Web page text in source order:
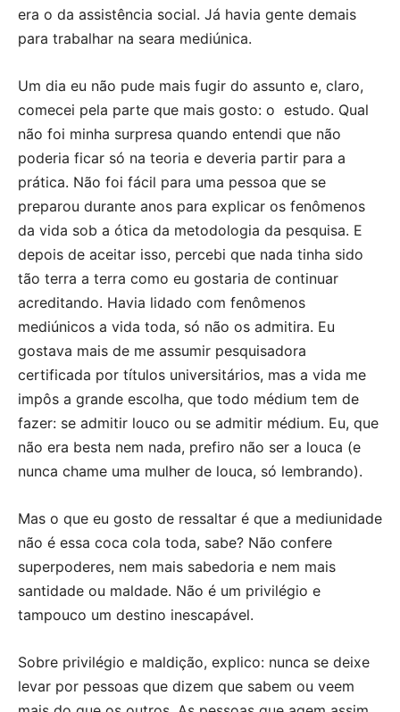
era o da assistência social. Já havia gente demais
para trabalhar na seara mediúnica.
Um dia eu não pude mais fugir do assunto e, claro,
comecei pela parte que mais gosto: o estudo. Qual
não foi minha surpresa quando entendi que não
poderia ficar só na teoria e deveria partir para a
prática. Não foi fácil para uma pessoa que se
preparou durante anos para explicar os fenômenos
da vida sob a ótica da metodologia da pesquisa. E
depois de aceitar isso, percebi que nada tinha sido
tão terra a terra como eu gostaria de continuar
acreditando. Havia lidado com fenômenos
mediúnicos a vida toda, só não os admitira. Eu
gostava mais de me assumir pesquisadora
certificada por títulos universitários, mas a vida me
impôs a grande escolha, que todo médium tem de
fazer: se admitir louco ou se admitir médium. Eu, que
não era besta nem nada, prefiro não ser a louca (e
nunca chame uma mulher de louca, só lembrando).
Mas o que eu gosto de ressaltar é que a mediunidade
não é essa coca cola toda, sabe? Não confere
superpoderes, nem mais sabedoria e nem mais
santidade ou maldade. Não é um privilégio e
tampouco um destino inescapável.
Sobre privilégio e maldição, explico: nunca se deixe
levar por pessoas que dizem que sabem ou veem